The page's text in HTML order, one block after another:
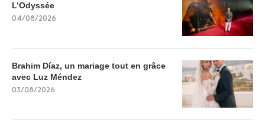
L’Odyssée
04/08/2026
Brahim Díaz, un mariage tout en grâce
avec Luz Méndez
03/08/2026